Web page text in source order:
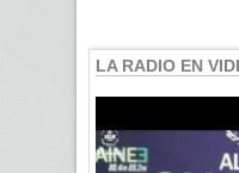
LA RADIO EN